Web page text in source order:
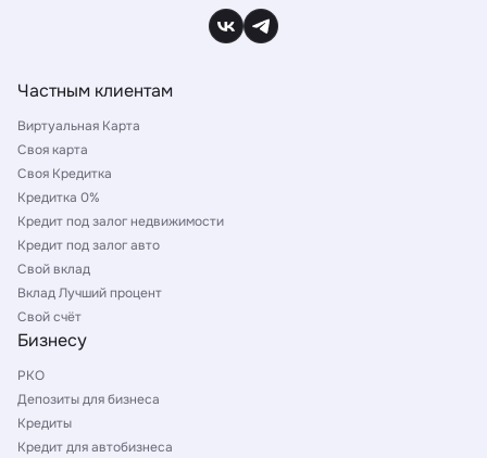
Частным клиентам
Виртуальная Карта
Своя карта
Своя Кредитка
Кредитка 0%
Кредит под залог недвижимости
Кредит под залог авто
Свой вклад
Вклад Лучший процент
Свой счёт
Бизнесу
РКО
Депозиты для бизнеса
Кредиты
Кредит для автобизнеса